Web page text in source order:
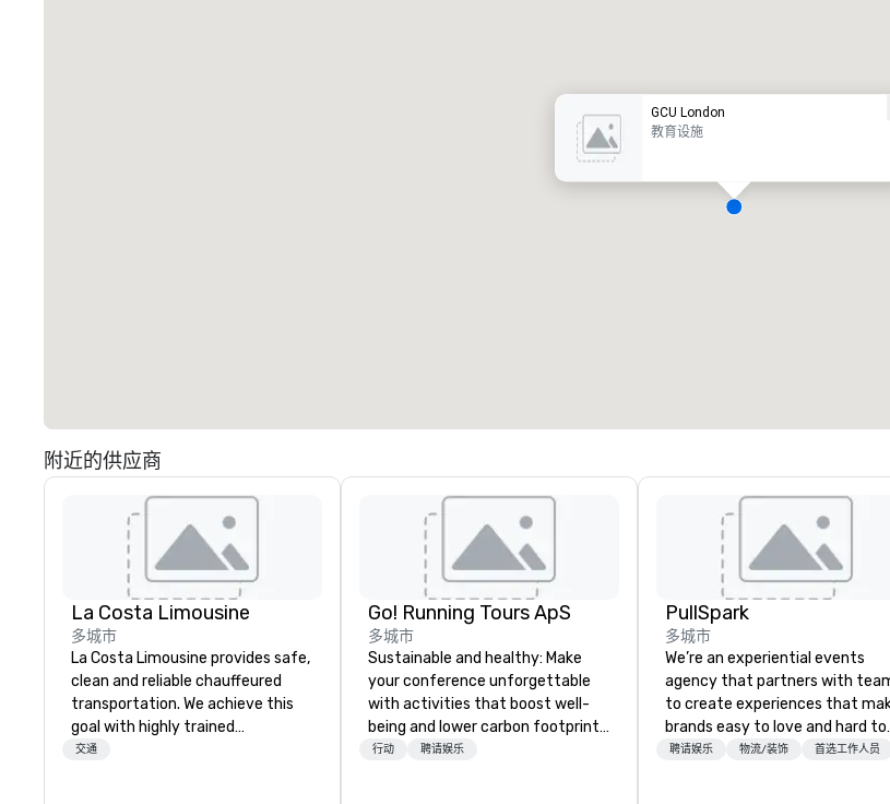
GCU London
教育设施
附近的供应商
La Costa Limousine
多城市
La Costa Limousine provides safe,
clean and reliable chauffeured
transportation. We achieve this
goal with highly trained
chauffeurs, the newest vehicles
交通
Go! Running Tours ApS
多城市
Sustainable and healthy: Make
your conference unforgettable
with activities that boost well-
being and lower carbon footprints.
Explore the world on the run with
行动 聘请娱乐
PullSpark
多城市
We’re an experiential events
agency that partners with
to create experiences that
brands easy to love and hard to
forget. Most companies already
聘请娱乐 物流/装饰 首选工作人员